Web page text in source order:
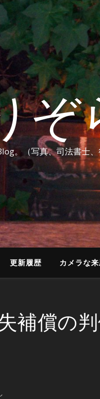
ぞ
。（写真、司法書士
更新履歴 カメラな
補償の